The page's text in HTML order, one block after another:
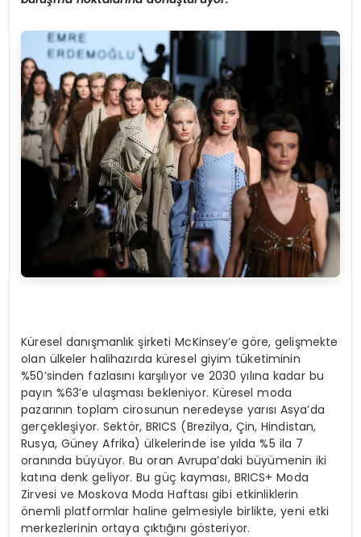
Küresel danışmanlık şirketi McKinsey’e göre, gelişmekte
olan ülkeler halihazırda küresel giyim tüketiminin
%50’sinden fazlasını karşılıyor ve 2030 yılına kadar bu
payın %63’e ulaşması bekleniyor. Küresel moda
pazarının toplam cirosunun neredeyse yarısı Asya’da
gerçekleşiyor. Sektör, BRICS (Brezilya, Çin, Hindistan,
Rusya, Güney Afrika) ülkelerinde ise yılda %5 ila 7
oranında büyüyor. Bu oran Avrupa’daki büyümenin iki
katına denk geliyor. Bu güç kayması, BRICS+ Moda
Zirvesi ve Moskova Moda Haftası gibi etkinliklerin
önemli platformlar haline gelmesiyle birlikte, yeni etki
merkezlerinin ortaya çıktığını gösteriyor.